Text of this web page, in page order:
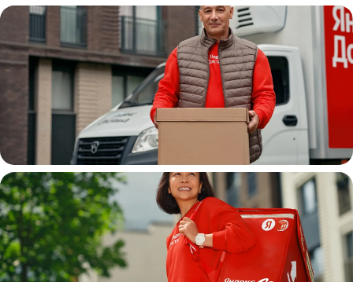
Автокурьер
Водитель
грузовой машины